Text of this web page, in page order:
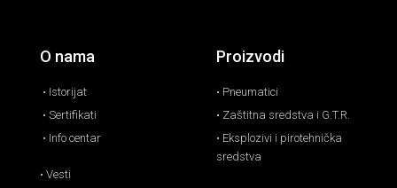
O nama
• Istorijat
• Sertifikati
• Info centar
• Vesti
Proizvodi
• Pneumatici
• Zaštitna sredstva i G.T.R.
• Eksplozivi i pirotehnička
sredstva